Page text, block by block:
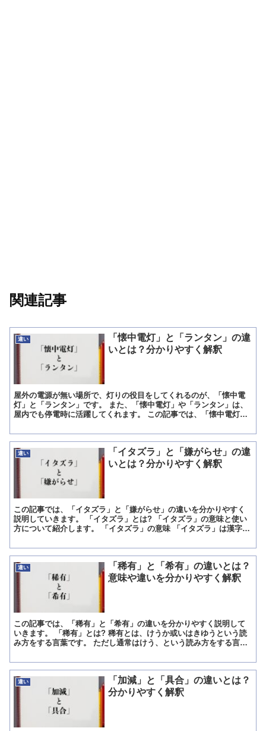
関連記事
違い
「懐中電灯」と「ランタン」の違
いとは？分かりやすく解釈
屋外の電源が無い場所で、灯りの役目をしてくれるのが、「懐中電
灯」と「ランタン」です。 また、「懐中電灯」や「ランタン」は、
屋内でも停電時に活躍してくれます。 この記事では、「懐中電灯」
違い
「イタズラ」と「嫌がらせ」の違
いとは？分かりやすく解釈
この記事では、「イタズラ」と「嫌がらせ」の違いを分かりやすく
説明していきます。 「イタズラ」とは? 「イタズラ」の意味と使い
方について紹介します。 「イタズラ」の意味 「イタズラ」は漢字で
違い
「稀有」と「希有」の違いとは？
意味や違いを分かりやすく解釈
この記事では、「稀有」と「希有」の違いを分かりやすく説明して
いきます。 「稀有」とは? 稀有とは、けうか或いはきゆうという読
み方をする言葉です。 ただし通常はけう、という読み方をする言葉
違い
「加減」と「具合」の違いとは？
分かりやすく解釈